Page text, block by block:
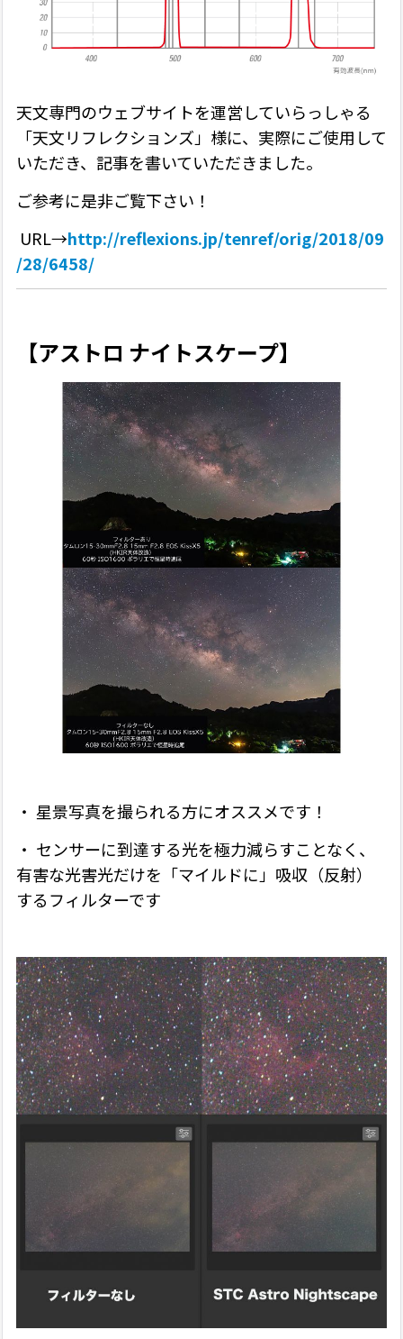
天文専門のウェブサイトを運営していらっしゃる
「天文リフレクションズ」様に、実際にご使用して
いただき、記事を書いていただきました。
ご参考に是非ご覧下さい！
URL→http://reflexions.jp/tenref/orig/2018/09
/28/6458/
【アストロ ナイトスケープ】
・ 星景写真を撮られる方にオススメです！
・ センサーに到達する光を極力減らすことなく、
有害な光害光だけを「マイルドに」吸収（反射）
するフィルターです